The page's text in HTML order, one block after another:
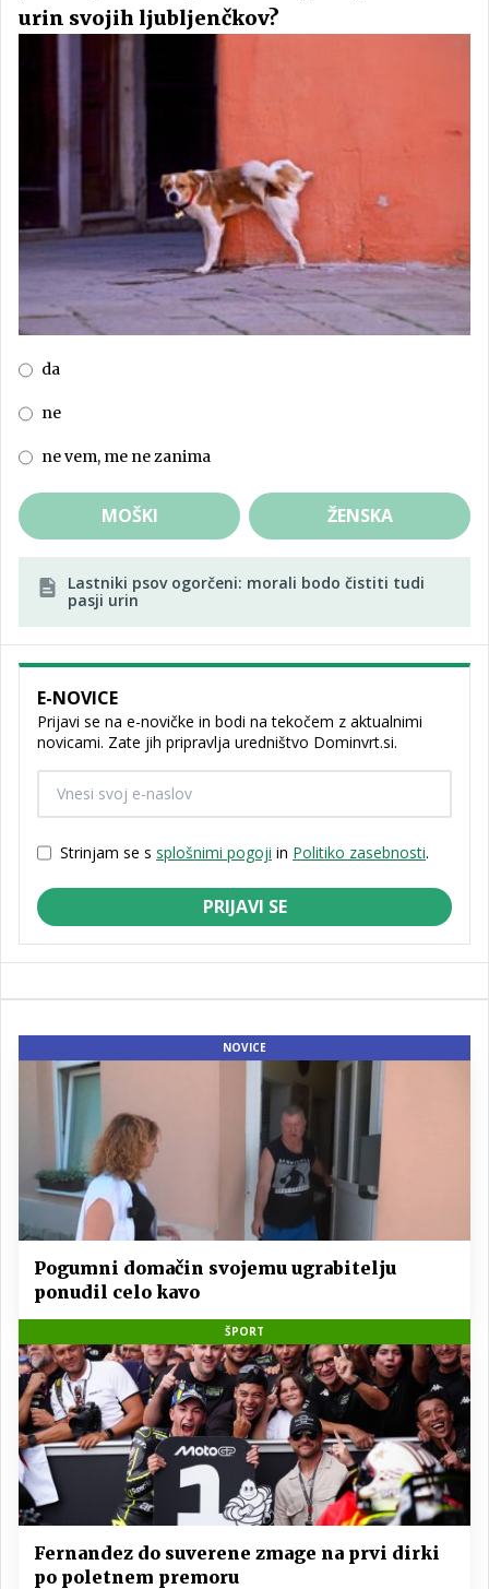
urin svojih ljubljenčkov?
da
ne
ne vem, me ne zanima
MOŠKI ŽENSKA
Lastniki psov ogorčeni: morali bodo čistiti tudi
pasji urin
E-NOVICE
Prijavi se na e-novičke in bodi na tekočem z aktualnimi
novicami. Zate jih pripravlja uredništvo Dominvrt.si.
Strinjam se s splošnimi pogoji in Politiko zasebnosti.
PRIJAVI SE
NOVICE
Pogumni domačin svojemu ugrabitelju
ponudil celo kavo
ŠPORT
Fernandez do suverene zmage na prvi dirki
po poletnem premoru